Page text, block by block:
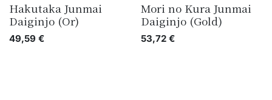
Hakutaka Junmai
Daiginjo (Or)
49,59 €
Mori no Kura Junmai
Daiginjo (Gold)
53,72€